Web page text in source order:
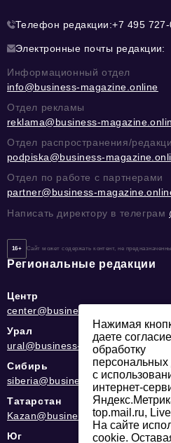
Телефон редакции:+7 495
Электронные почты редакции:
Информационный отдел
info@business-magazine.online
Отдел рекламы
reklama@business-
Отдел распространения/
podpiska@business-
Отдел по работе с партнерами
partner@business-
Написать директору в телеграм
16+ Сайт может содержать контент, не
Региональные редакции
Центр
center@business-magazine.online
Урал
ural@business-magazine.online
Сибирь
siberia@business-
Татарстан
Kazan@business-magazine.online
Юг
Нажимая
даете
обработку
с
интернет-
top.mail.ru,
На сайте
cookie.